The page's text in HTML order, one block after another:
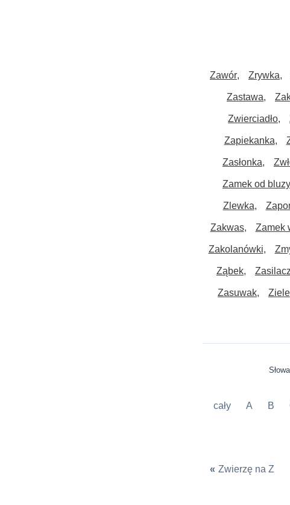
Zawór Zrywka
Zastawa
Zwierciadło
Zapiekanka
Zasłonka
Zamek od bluzy
Zlewka
Zakwas Zamek
Zakolanówki
Ząbek
Zasuwak Ziele
cały A B
« Zwierzę na Z